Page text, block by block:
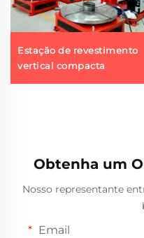
Estação de revestimento
vertical compacta
Obtenha um
Nosso representante
Email